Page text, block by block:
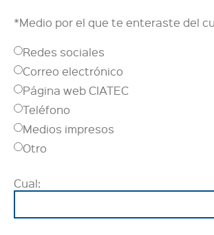
*Medio por el que te enteraste del
Redes sociales
Correo electrónico
Página web CIATEC
Teléfono
Medios impresos
Otro
Cual: